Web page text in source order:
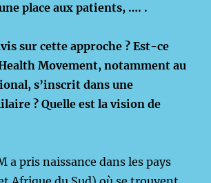
place aux patients, …. .
sur cette approche ? Est-ce
Health Movement, notamment au
s’inscrit dans une
? Quelle est la vision de
a pris naissance dans les pays